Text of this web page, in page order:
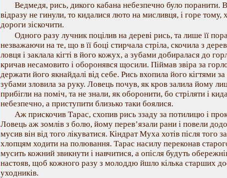
Ведмедя, рись, дикого кабана небезпечно було поранити.
відразу не гинули, то кидалися люто на мисливця, і горе тому,
дороги зіскочити.
Одного разу лучник поцілив на дереві рись, та лише її
незважаючи на те, що в її боці стирчала стріла, скочила з
ловця і заклала кігті в його кожух, а зубами добиралася до
кричав несамовито і оборонявся щосили. Піймав звіра за
держати його якнайдалі від себе. Рись вхопила його кігтями
зубами зловила за руку. Ловець почув, як кров залила йому
прибігли на поміч, та не знали, як оборонити, бо стріляти і
небезпечно, а приступити близько таки боялися.
Аж прискочив Тарас, схопив рись ззаду за потилицю і
Ловець аж зомлів з болю, йому перев’язали рани і повели
мусив він від того лікуватися. Кіндрат Муха хотів після того
хлопцям ходити на полювання. Тарас насилу переконав
мусить кожний звикнути і навчитися, а опісля будуть
настояв, щоб кожного разу з молоддю йшло кілька старших
уходників.